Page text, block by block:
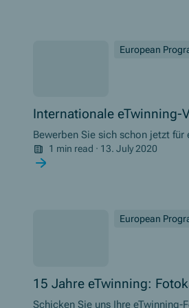
European
Internationale eTwinning-
Bewerben Sie sich schon jetzt
1 min read · 13. July 2020
European
15 Jahre eTwinning:
Schicken Sie uns Ihre